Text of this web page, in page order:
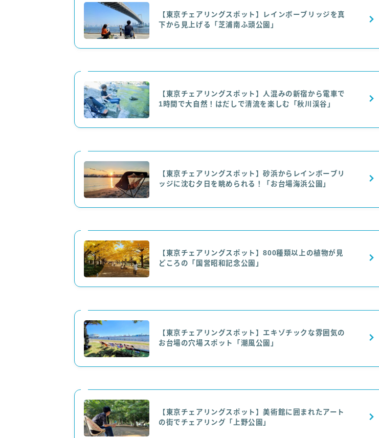
【東京チェアリングスポット】レインボーブリッジを真
下から見上げる「芝浦南ふ頭公園」
【東京チェアリングスポット】人混みの新宿から電車で
1時間で大自然！はだしで清流を楽しむ「秋川渓谷」
【東京チェアリングスポット】砂浜からレインボーブリ
ッジに沈む夕日を眺められる！「お台場海浜公園」
【東京チェアリングスポット】800種類以上の植物が見
どころの「国営昭和記念公園」
【東京チェアリングスポット】エキゾチックな雰囲気の
お台場の穴場スポット「潮風公園」
【東京チェアリングスポット】美術館に囲まれたアート
の街でチェアリング「上野公園」